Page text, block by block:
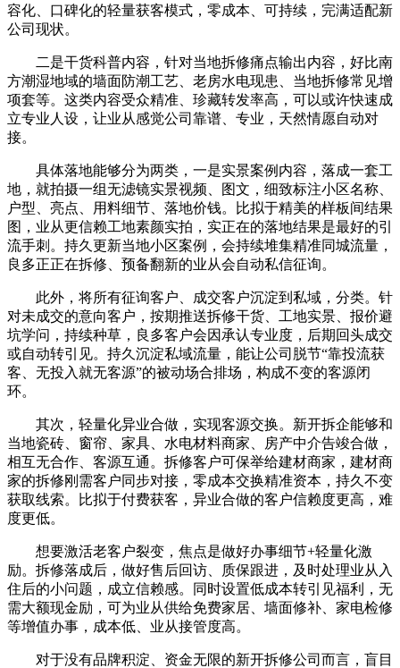
容化、口碑化的轻量获客模式，零成本、可持续，完满适配新
公司现状。
二是干货科普内容，针对当地拆修痛点输出内容，好比南
方潮湿地域的墙面防潮工艺、老房水电现患、当地拆修常见增
项套等。这类内容受众精准、珍藏转发率高，可以或许快速成
立专业人设，让业从感觉公司靠谱、专业，天然情愿自动对
接。
具体落地能够分为两类，一是实景案例内容，落成一套工
地，就拍摄一组无滤镜实景视频、图文，细致标注小区名称、
户型、亮点、用料细节、落地价钱。比拟于精美的样板间结果
图，业从更信赖工地素颜实拍，实正在的落地结果是最好的引
流手刺。持久更新当地小区案例，会持续堆集精准同城流量，
良多正正在拆修、预备翻新的业从会自动私信征询。
此外，将所有征询客户、成交客户沉淀到私域，分类。针
对未成交的意向客户，按期推送拆修干货、工地实景、报价避
坑学问，持续种草，良多客户会因承认专业度，后期回头成交
或自动转引见。持久沉淀私域流量，能让公司脱节“靠投流获
客、无投入就无客源”的被动场合排场，构成不变的客源闭
环。
其次，轻量化异业合做，实现客源交换。新开拆企能够和
当地瓷砖、窗帘、家具、水电材料商家、房产中介告竣合做，
相互无合作、客源互通。拆修客户可保举给建材商家，建材商
家的拆修刚需客户同步对接，零成本交换精准资本，持久不变
获取线索。比拟于付费获客，异业合做的客户信赖度更高，难
度更低。
想要激活老客户裂变，焦点是做好办事细节+轻量化激
励。拆修落成后，做好售后回访、质保跟进，及时处理业从入
住后的小问题，成立信赖感。同时设置低成本转引见福利，无
需大额现金励，可为业从供给免费家居、墙面修补、家电检修
等增值办事，成本低、业从接管度高。
对于没有品牌积淀、资金无限的新开拆修公司而言，盲目